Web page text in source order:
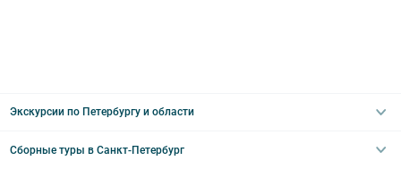
Экскурсии по Петербургу и области
Сборные туры в Санкт-Петербург